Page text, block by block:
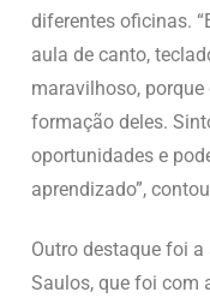
diferentes oficinas.
aula de canto,
maravilhoso,
formação deles.
oportunidades e
aprendizado”,
Outro destaque foi
Saulos, que foi com